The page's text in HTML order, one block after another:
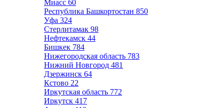
Миасс 60
Республика Башкортостан 850
Уфа 324
Стерлитамак 98
Нефтекамск 44
Бишкек 784
Нижегородская область 783
Нижний Новгород 481
Дзержинск 64
Кстово 22
Иркутская область 772
Иркутск 417